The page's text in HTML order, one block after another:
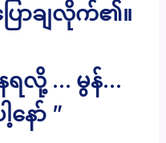
ောချလိုက်၏။
ရလို့ … မွန်…
ော် ”